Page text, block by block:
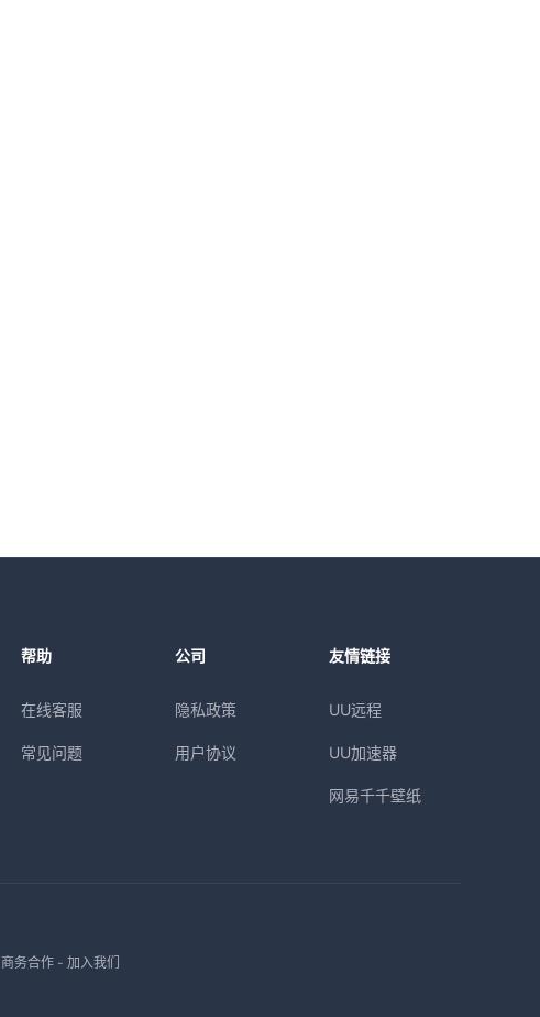
帮助
在线客服
常见问题
公司
隐私政策
用户协议
友情链接
UU远程
UU加速器
网易千千壁纸
商务合作- 加入我们